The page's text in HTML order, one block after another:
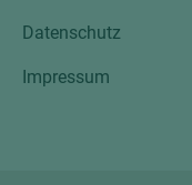
Datenschutz
Impressum